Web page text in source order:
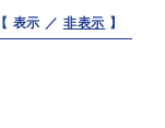
【 表示 ／ 非表示 】